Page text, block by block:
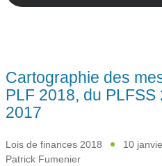
Cartographie des
PLF 2018, du
2017
Lois de finances 2018
10
Patrick Fumenier